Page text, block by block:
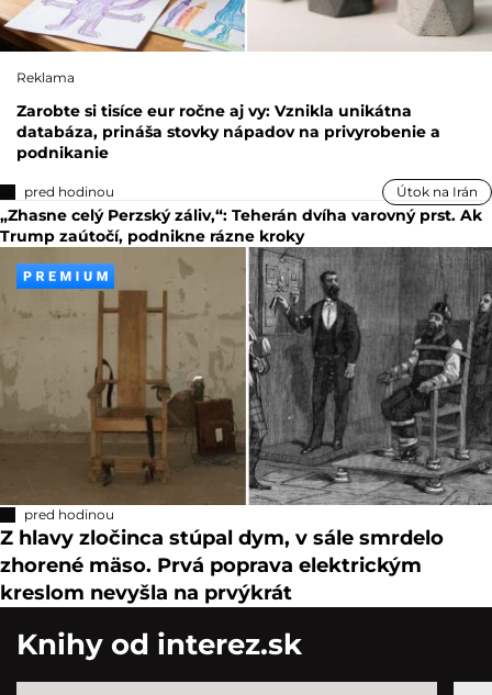
Reklama
Zarobte si tisíce eur ročne aj vy: Vznikla unikátna
databáza, prináša stovky nápadov na privyrobenie a
podnikanie
pred hodinou Útok na Irán
„Zhasne celý Perzský záliv,“: Teherán dvíha varovný prst. Ak
Trump zaútočí, podnikne rázne kroky
pred hodinou
Z hlavy zločinca stúpal dym, v sále smrdelo
zhorené mäso. Prvá poprava elektrickým
kreslom nevyšla na prvýkrát
Knihy od interez.sk